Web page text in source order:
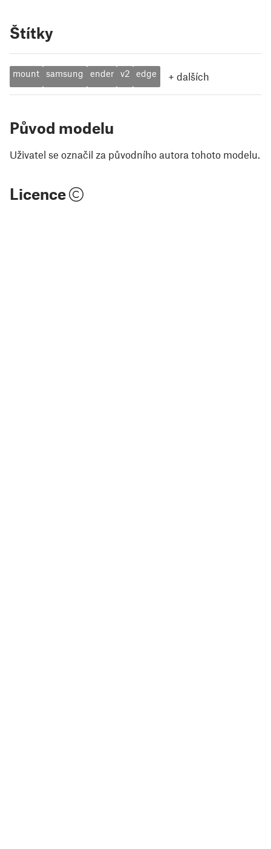
Štítky
mount samsung ender v2 edge + dalších
Původ modelu
Uživatel se označil za původního autora tohoto modelu.
Licence